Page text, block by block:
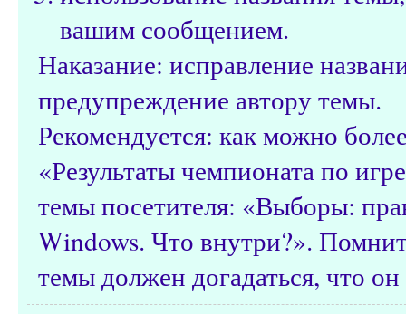
вашим сообщением.
Наказание: исправление
предупреждение автору темы.
Рекомендуется: как можно
«Результаты чемпионата по
темы посетителя: «Выборы:
Windows. Что внутри?».
темы должен догадаться, что